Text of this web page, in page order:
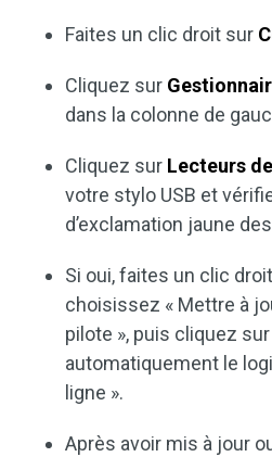
Faites un clic droit sur
Cliquez sur
dans la colonne de
Cliquez sur Lecteurs
votre stylo USB et
d’exclamation jaune
Si oui, faites un clic
choisissez « Mettre à
pilote », puis cliquez
automatiquement le
ligne ».
Après avoir mis à jour